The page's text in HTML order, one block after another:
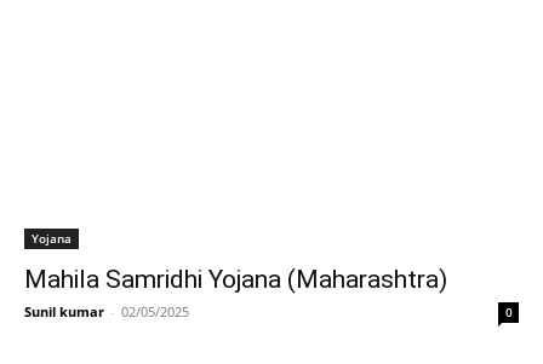
Yojana
Mahila Samridhi Yojana (Maharashtra)
Sunil kumar - 02/05/2025 0